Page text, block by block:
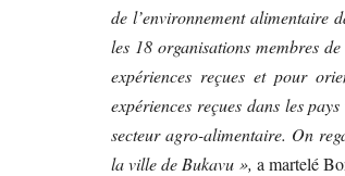
de l’environnement alimentaire
les 18 organisations membres
expériences reçues et pour
expériences reçues dans les
secteur agro-alimentaire. On
la ville de Bukavu », a martelé